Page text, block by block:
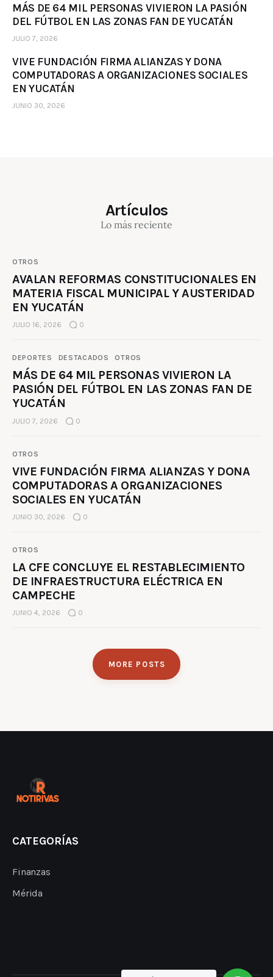
MÁS DE 64 MIL PERSONAS VIVIERON LA PASIÓN
DEL FÚTBOL EN LAS ZONAS FAN DE YUCATÁN
JULIO 7, 2026
VIVE FUNDACIÓN FIRMA ALIANZAS Y DONA
COMPUTADORAS A ORGANIZACIONES SOCIALES
EN YUCATÁN
JUNIO 30, 2026
Artículos
Lo más reciente
OTROS
AVALAN REFORMAS CONSTITUCIONALES EN
MATERIA FISCAL MUNICIPAL Y AUSTERIDAD
EN YUCATÁN
JULIO 16, 2026 0
DEPORTES DESTACADOS OTROS
MÁS DE 64 MIL PERSONAS VIVIERON LA
PASIÓN DEL FÚTBOL EN LAS ZONAS FAN DE
YUCATÁN
JULIO 7, 2026 0
OTROS
VIVE FUNDACIÓN FIRMA ALIANZAS Y DONA
COMPUTADORAS A ORGANIZACIONES
SOCIALES EN YUCATÁN
JUNIO 30, 2026 0
OTROS
LA CFE CONCLUYE EL RESTABLECIMIENTO
DE INFRAESTRUCTURA ELÉCTRICA EN
CAMPECHE
JUNIO 4, 2026 0
MORE POSTS
CATEGORÍAS
Finanzas
Mérida